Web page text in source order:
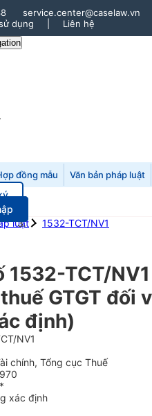
service.center@caselaw.vn
dụng
Liên hệ
đồng mẫu Văn bản pháp luật
luật 1532-TCT/NV1
1532-TCT/
GTGT đối
định)
NV1
chính, Tổng cục Thuế
xác định